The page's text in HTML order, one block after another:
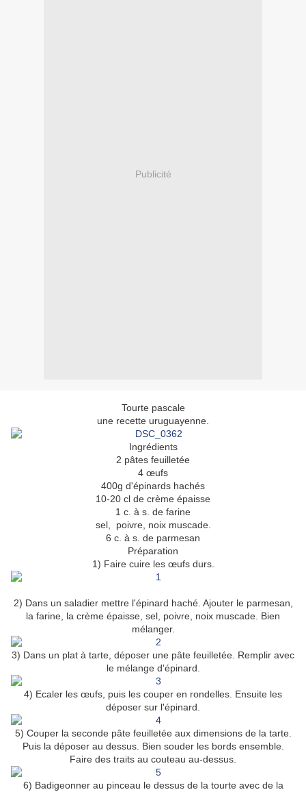
Publicité
Tourte pascale
une recette uruguayenne.
Ingrédients
2 pâtes feuilletée
4 œufs
400g d'épinards hachés
10-20 cl de crème épaisse
1 c. à s. de farine
sel, poivre, noix muscade.
6 c. à s. de parmesan
Préparation
1) Faire cuire les œufs durs.
2) Dans un saladier mettre l'épinard haché. Ajouter le parmesan,
la farine, la crème épaisse, sel, poivre, noix muscade. Bien
mélanger.
3) Dans un plat à tarte, déposer une pâte feuilletée. Remplir avec
le mélange d'épinard.
4) Ecaler les œufs, puis les couper en rondelles. Ensuite les
déposer sur l'épinard.
5) Couper la seconde pâte feuilletée aux dimensions de la tarte.
Puis la déposer au dessus. Bien souder les bords ensemble.
Faire des traits au couteau au-dessus.
6) Badigeonner au pinceau le dessus de la tourte avec de la